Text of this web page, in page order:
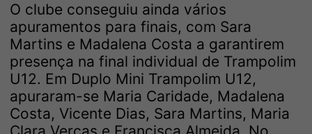
O clube conseguiu ainda vários
apuramentos para finais, com Sara
Martins e Madalena Costa a garantirem
presença na final individual de Trampolim
U12. Em Duplo Mini Trampolim U12,
apuraram-se Maria Caridade, Madalena
Costa, Vicente Dias, Sara Martins, Maria